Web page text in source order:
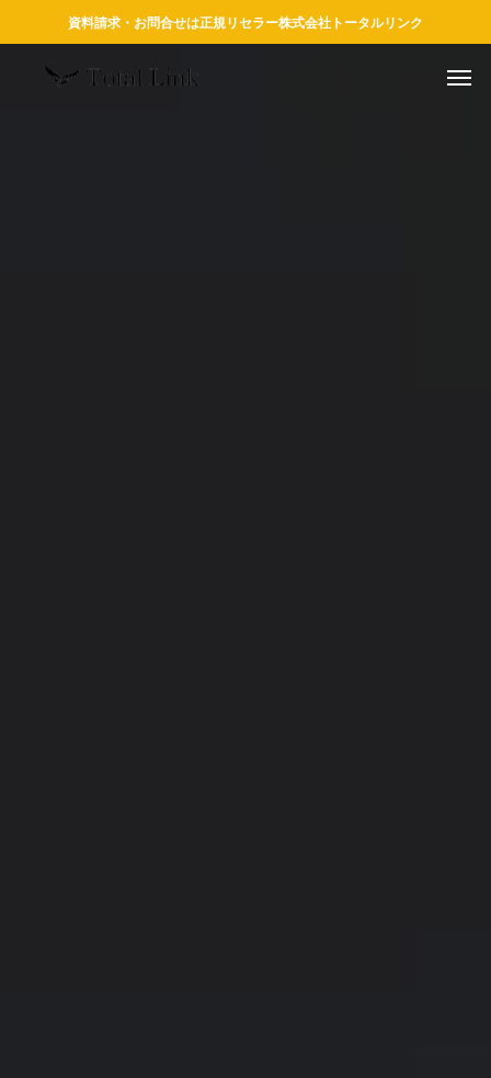
資料請求・お問合せは正規リセラー株式会社トータルリンク